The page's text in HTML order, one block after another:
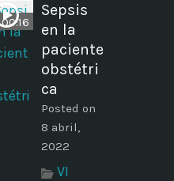
00:16
Sepsis
en la
paciente
obstétri
ca
Posted on
8 abril,
2022
VI